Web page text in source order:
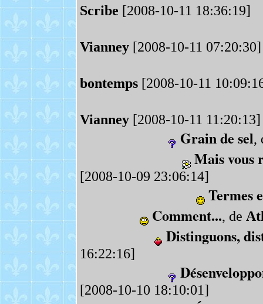
Scribe [2008-10-11 18:36:19]
Vianney[2008-10-11 07:20:30]
bontemps[2008-10-11
Vianney[2008-10-11 11:20:13]
Grain de sel,
Mais vous
[2008-10-09 23:06:14]
Termes
Comment..., de
Distinguons,
16:22:16]
[2008-10-10 18:10:01]